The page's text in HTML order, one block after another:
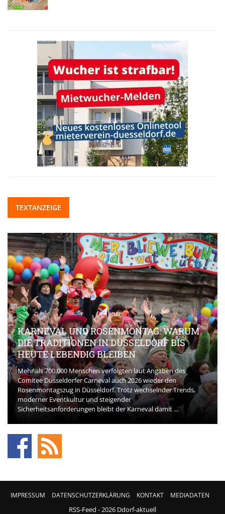
TEXTANZEIGE
KARNEVAL UND ROSENMONTAG: WARUM
DIE TRADITIONEN IN DÜSSELDORF BIS
HEUTE LEBENDIG BLEIBEN
Mehr als 700.000 Menschen verfolgten laut Angaben des
Comitee Düsseldorfer Carneval auch 2026 wieder den
Rosenmontagszug in Düsseldorf. Trotz wechselnder Trends,
moderner Eventkultur und steigender
Sicherheitsanforderungen bleibt der Karneval damit ...
IMPRESSUM DATENSCHUTZERKLÄRUNG KONTAKT MEDIADATEN
RSS-Feed - 2026 Ddorf-aktuell